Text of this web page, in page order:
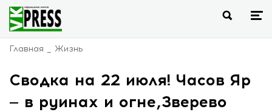
Главная Жизнь
Сводка на 22 июля! Часов Яр
— в руинах и огне,Зверево